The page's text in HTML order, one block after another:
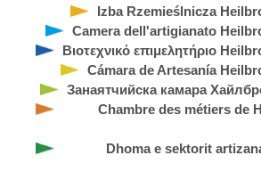
Izba Rzemieślnicza
Camera dell'artigianato
Βιοτεχνικό επιμελητήριο
Cámara de Artesanía
Занаятчийска камара
Chambre des métiers de
Dhoma e sektorit